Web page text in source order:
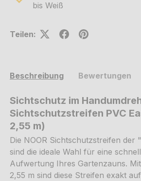
bis Weiß
Teilen:
Beschreibung Bewertungen
Sichtschutz im
Sichtschutzstreifen PVC
2,55 m)
Die NOOR Sichtschutzstreifen der
sind die ideale Wahl für eine
Aufwertung Ihres Gartenzauns.
2,55 m sind diese Streifen exakt